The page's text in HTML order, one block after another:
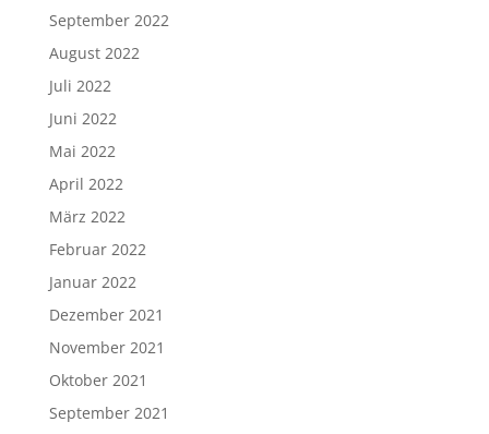
September 2022
August 2022
Juli 2022
Juni 2022
Mai 2022
April 2022
März 2022
Februar 2022
Januar 2022
Dezember 2021
November 2021
Oktober 2021
September 2021